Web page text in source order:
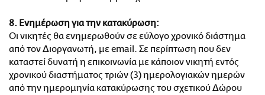
8. Ενημέρωση για την κατακύρωση:
Οι νικητές θα ενημερωθούν σε εύλογο χρονικό διάστημα
από τον Διοργανωτή, με email. Σε περίπτωση που δεν
καταστεί δυνατή η επικοινωνία με κάποιον νικητή εντός
χρονικού διαστήματος τριών (3) ημερολογιακών ημερών
από την ημερομηνία κατακύρωσης του σχετικού Δώρου